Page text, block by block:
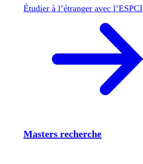
Étudier à l’étranger avec l’ESPCI
Masters recherche